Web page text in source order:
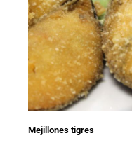
Mejillones tigres